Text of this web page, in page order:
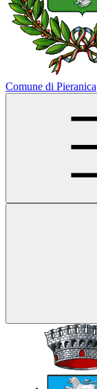
Comune di Pieranica